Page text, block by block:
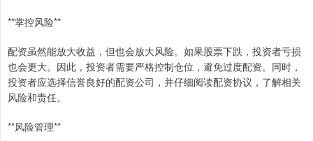
**掌控风险**
配资虽然能放大收益，但也会放大风险。如果股票下跌，投资者亏损
也会更大。因此，投资者需要严格控制仓位，避免过度配资。同时，
投资者应选择信誉良好的配资公司，并仔细阅读配资协议，了解相关
风险和责任。
**风险管理**